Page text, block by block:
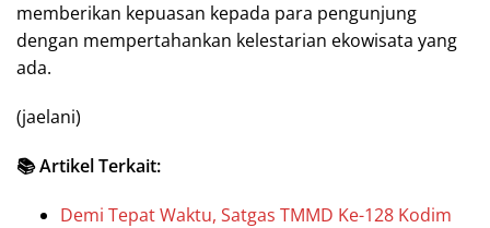
memberikan kepuasan kepada para pengunjung
dengan mempertahankan kelestarian ekowisata yang
ada.
(jaelani)
📚 Artikel Terkait:
Demi Tepat Waktu, Satgas TMMD Ke-128 Kodim